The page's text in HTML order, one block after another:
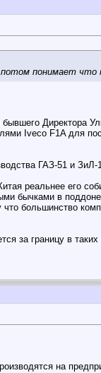
потом понимает
Директора
Iveco F1A для
ГАЗ-51 и
реальнее его
бычками в поддоне
большинство
за границу в
на